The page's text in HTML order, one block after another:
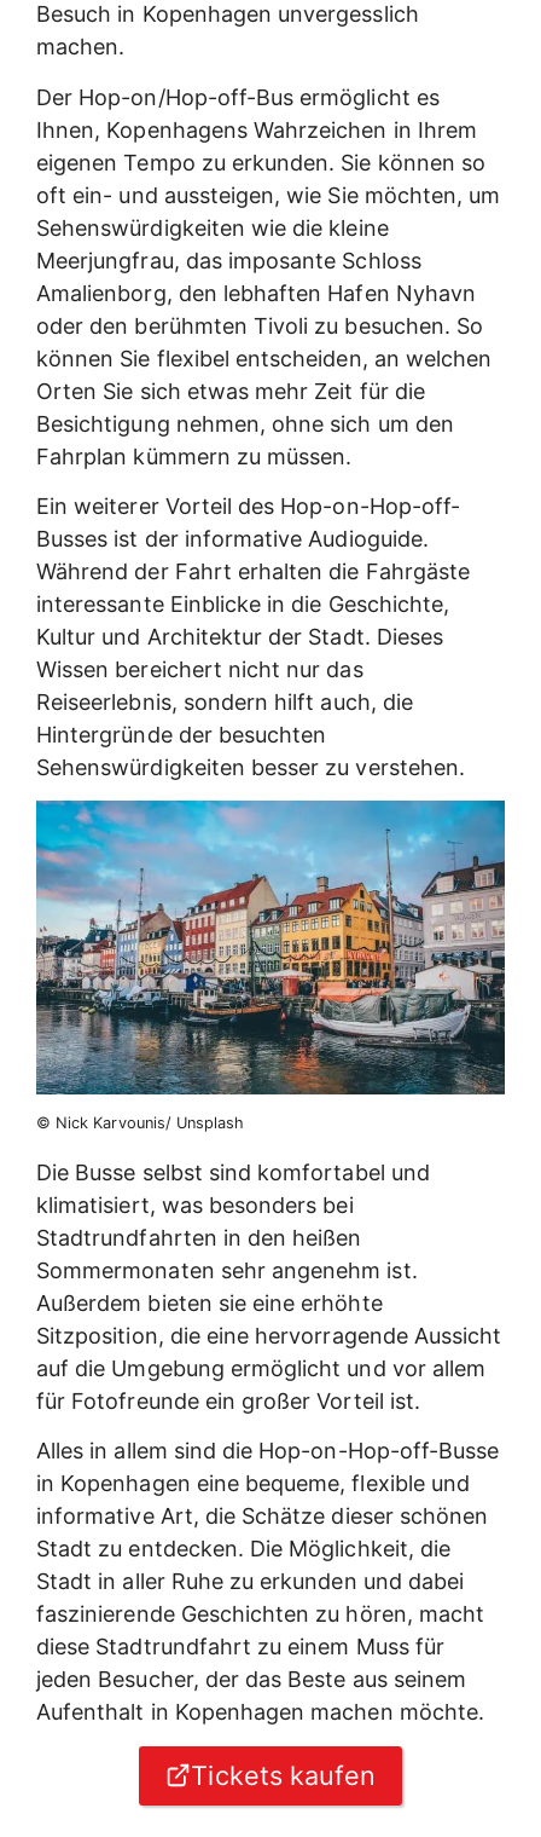
Besuch in Kopenhagen unvergesslich
machen.
Der Hop-on/Hop-off-Bus ermöglicht es
Ihnen, Kopenhagens Wahrzeichen in Ihrem
eigenen Tempo zu erkunden. Sie können so
oft ein- und aussteigen, wie Sie möchten, um
Sehenswürdigkeiten wie die kleine
Meerjungfrau, das imposante Schloss
Amalienborg, den lebhaften Hafen Nyhavn
oder den berühmten Tivoli zu besuchen. So
können Sie flexibel entscheiden, an welchen
Orten Sie sich etwas mehr Zeit für die
Besichtigung nehmen, ohne sich um den
Fahrplan kümmern zu müssen.
Ein weiterer Vorteil des Hop-on-Hop-off-
Busses ist der informative Audioguide.
Während der Fahrt erhalten die Fahrgäste
interessante Einblicke in die Geschichte,
Kultur und Architektur der Stadt. Dieses
Wissen bereichert nicht nur das
Reiseerlebnis, sondern hilft auch, die
Hintergründe der besuchten
Sehenswürdigkeiten besser zu verstehen.
© Nick Karvounis/ Unsplash
Die Busse selbst sind komfortabel und
klimatisiert, was besonders bei
Stadtrundfahrten in den heißen
Sommermonaten sehr angenehm ist.
Außerdem bieten sie eine erhöhte
Sitzposition, die eine hervorragende Aussicht
auf die Umgebung ermöglicht und vor allem
für Fotofreunde ein großer Vorteil ist.
Alles in allem sind die Hop-on-Hop-off-Busse
in Kopenhagen eine bequeme, flexible und
informative Art, die Schätze dieser schönen
Stadt zu entdecken. Die Möglichkeit, die
Stadt in aller Ruhe zu erkunden und dabei
faszinierende Geschichten zu hören, macht
diese Stadtrundfahrt zu einem Muss für
jeden Besucher, der das Beste aus seinem
Aufenthalt in Kopenhagen machen möchte.
Tickets kaufen